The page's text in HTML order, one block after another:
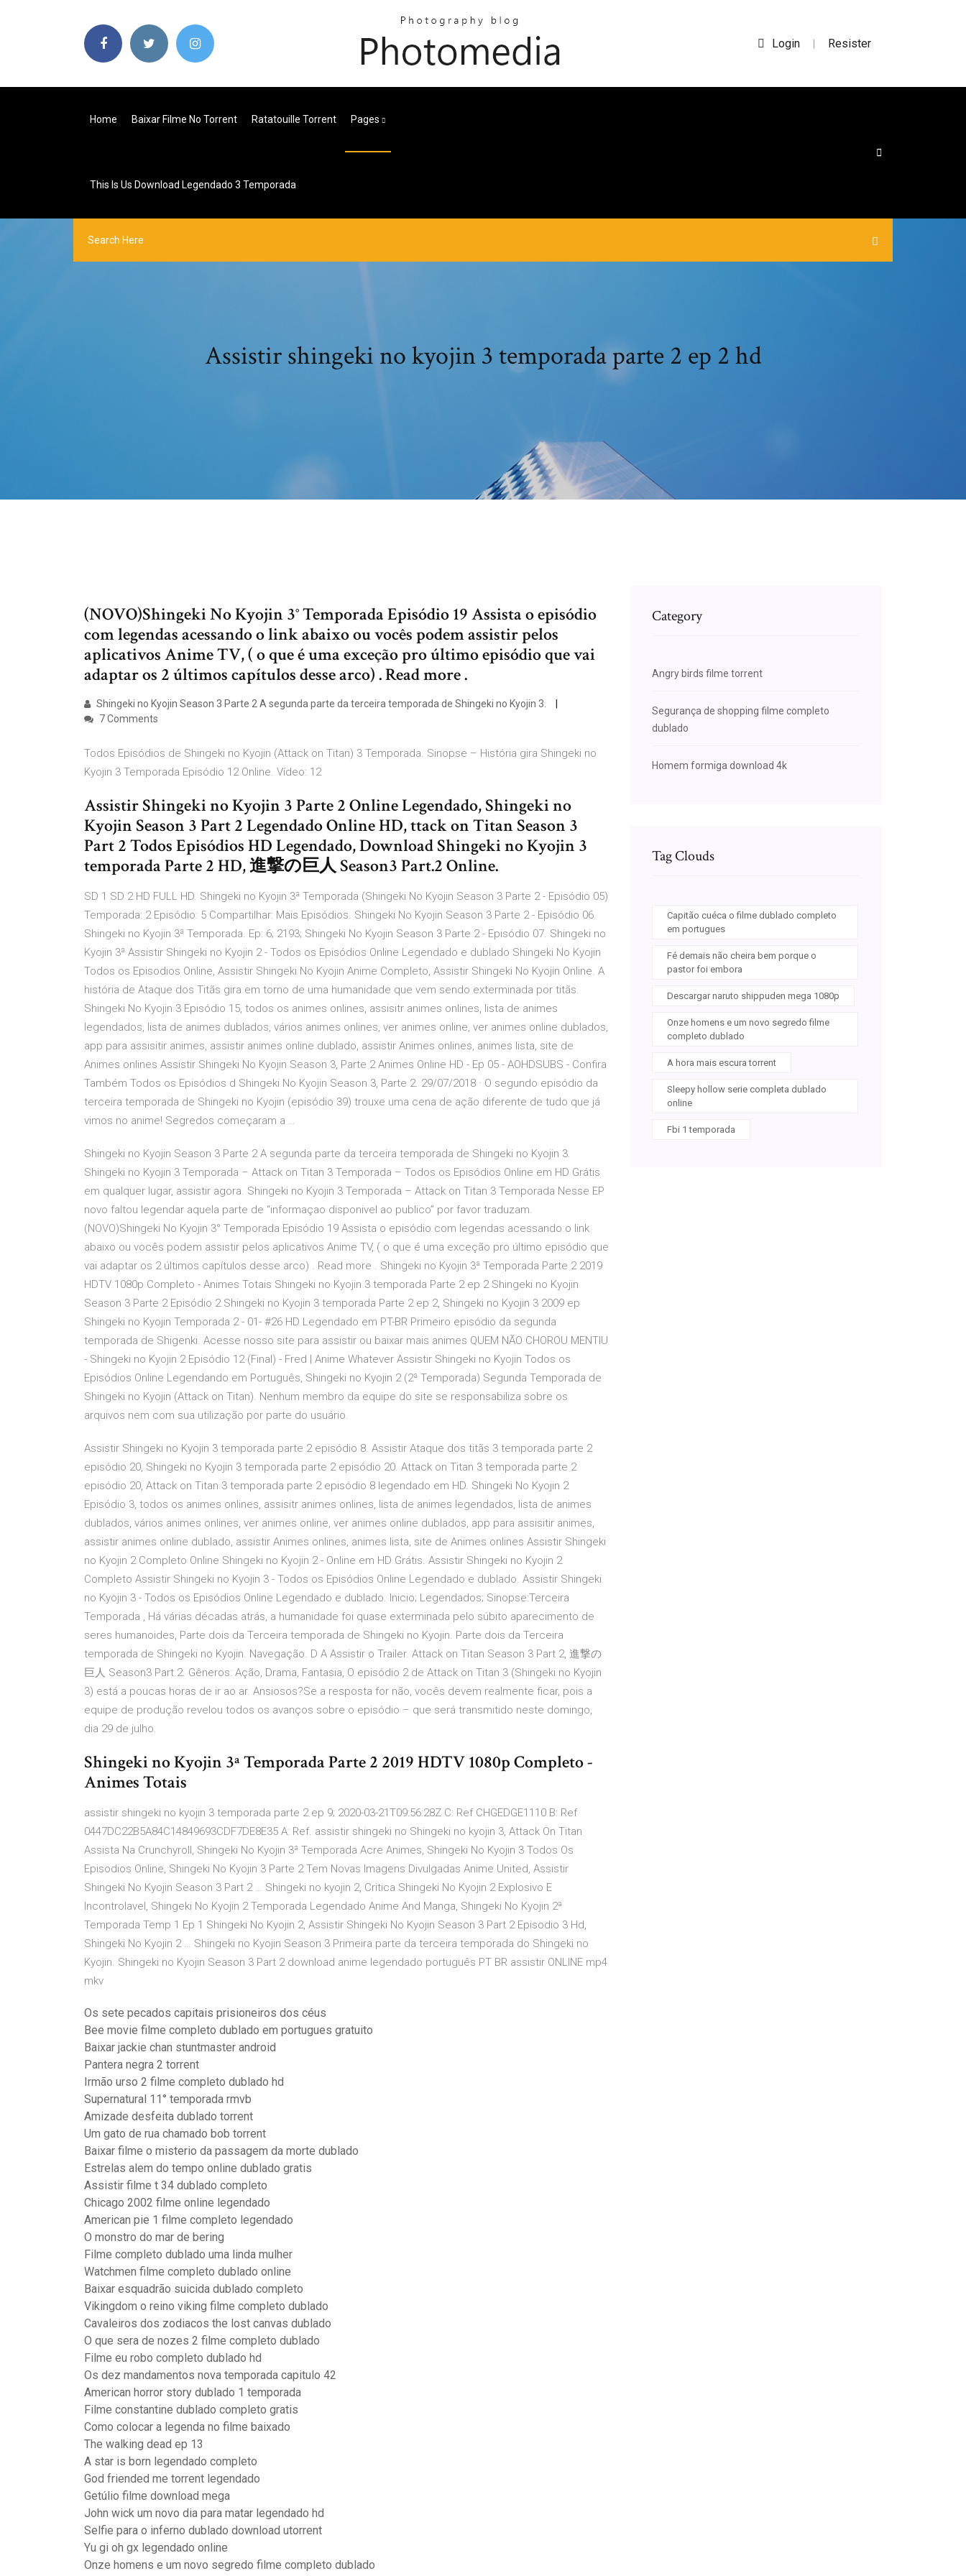
Login | Resister
Home Baixar Filme No Torrent Ratatouille Torrent Pages
This Is Us Download Legendado 3 Temporada
Assistir shingeki no kyojin 3 temporada parte 2 ep 2 hd
(NOVO)Shingeki No Kyojin 3° Temporada Episódio 19 Assista o episódio
com legendas acessando o link abaixo ou vocês podem assistir pelos
aplicativos Anime TV, ( o que é uma exceção pro último episódio que vai
adaptar os 2 últimos capítulos desse arco) . Read more .
Shingeki no Kyojin Season 3 Parte 2 A segunda parte da terceira temporada de Shingeki no Kyojin 3.
7 Comments
Todos Episódios de Shingeki no Kyojin (Attack on Titan) 3 Temporada. Sinopse – História gira Shingeki no
Kyojin 3 Temporada Episódio 12 Online. Vídeo: 12
Assistir Shingeki no Kyojin 3 Parte 2 Online Legendado, Shingeki no
Kyojin Season 3 Part 2 Legendado Online HD, ttack on Titan Season 3
Part 2 Todos Episódios HD Legendado, Download Shingeki no Kyojin 3
temporada Parte 2 HD, 進撃の巨人 Season3 Part.2 Online.
SD 1 SD 2 HD FULL HD. Shingeki no Kyojin 3ª Temporada (Shingeki No Kyojin Season 3 Parte 2 - Episódio 05)
Temporada: 2 Episódio: 5 Compartilhar: Mais Episódios. Shingeki No Kyojin Season 3 Parte 2 - Episódio 06.
Shingeki no Kyojin 3ª Temporada. Ep: 6; 2193; Shingeki No Kyojin Season 3 Parte 2 - Episódio 07. Shingeki no
Kyojin 3ª Assistir Shingeki no Kyojin 2 - Todos os Episódios Online Legendado e dublado Shingeki No Kyojin
Todos os Episodios Online, Assistir Shingeki No Kyojin Anime Completo, Assistir Shingeki No Kyojin Online. A
história de Ataque dos Titãs gira em torno de uma humanidade que vem sendo exterminada por titãs.
Shingeki No Kyojin 3 Episódio 15, todos os animes onlines, assisitr animes onlines, lista de animes
legendados, lista de animes dublados, vários animes onlines, ver animes online, ver animes online dublados,
app para assisitir animes, assistir animes online dublado, assistir Animes onlines, animes lista, site de
Animes onlines Assistir Shingeki No Kyojin Season 3, Parte 2 Animes Online HD - Ep 05 - AOHDSUBS - Confira
Também Todos os Episódios d Shingeki No Kyojin Season 3, Parte 2. 29/07/2018 · O segundo episódio da
terceira temporada de Shingeki no Kyojin (episódio 39) trouxe uma cena de ação diferente de tudo que já
vimos no anime! Segredos começaram a …
Shingeki no Kyojin Season 3 Parte 2 A segunda parte da terceira temporada de Shingeki no Kyojin 3.
Shingeki no Kyojin 3 Temporada – Attack on Titan 3 Temporada – Todos os Episódios Online em HD Grátis
em qualquer lugar, assistir agora. Shingeki no Kyojin 3 Temporada – Attack on Titan 3 Temporada Nesse EP
novo faltou legendar aquela parte de “informaçao disponivel ao publico” por favor traduzam.
(NOVO)Shingeki No Kyojin 3° Temporada Episódio 19 Assista o episódio com legendas acessando o link
abaixo ou vocês podem assistir pelos aplicativos Anime TV, ( o que é uma exceção pro último episódio que
vai adaptar os 2 últimos capítulos desse arco) . Read more . Shingeki no Kyojin 3ª Temporada Parte 2 2019
HDTV 1080p Completo - Animes Totais Shingeki no Kyojin 3 temporada Parte 2 ep 2 Shingeki no Kyojin
Season 3 Parte 2 Episódio 2 Shingeki no Kyojin 3 temporada Parte 2 ep 2, Shingeki no Kyojin 3 2009 ep
Shingeki no Kyojin Temporada 2 - 01- #26 HD Legendado em PT-BR Primeiro episódio da segunda
temporada de Shigenki. Acesse nosso site para assistir ou baixar mais animes QUEM NÃO CHOROU MENTIU
- Shingeki no Kyojin 2 Episódio 12 (Final) - Fred | Anime Whatever Assistir Shingeki no Kyojin Todos os
Episódios Online Legendando em Português, Shingeki no Kyojin 2 (2ª Temporada) Segunda Temporada de
Shingeki no Kyojin (Attack on Titan). Nenhum membro da equipe do site se responsabiliza sobre os
arquivos nem com sua utilização por parte do usuário.
Assistir Shingeki no Kyojin 3 temporada parte 2 episódio 8. Assistir Ataque dos titãs 3 temporada parte 2
episódio 20, Shingeki no Kyojin 3 temporada parte 2 episódio 20. Attack on Titan 3 temporada parte 2
episódio 20, Attack on Titan 3 temporada parte 2 episódio 8 legendado em HD. Shingeki No Kyojin 2
Episódio 3, todos os animes onlines, assisitr animes onlines, lista de animes legendados, lista de animes
dublados, vários animes onlines, ver animes online, ver animes online dublados, app para assisitir animes,
assistir animes online dublado, assistir Animes onlines, animes lista, site de Animes onlines Assistir Shingeki
no Kyojin 2 Completo Online Shingeki no Kyojin 2 - Online em HD Grátis. Assistir Shingeki no Kyojin 2
Completo Assistir Shingeki no Kyojin 3 - Todos os Episódios Online Legendado e dublado. Assistir Shingeki
no Kyojin 3 - Todos os Episódios Online Legendado e dublado. Inicio; Legendados; Sinopse:Terceira
Temporada , Há várias décadas atrás, a humanidade foi quase exterminada pelo súbito aparecimento de
seres humanoides, Parte dois da Terceira temporada de Shingeki no Kyojin. Parte dois da Terceira
temporada de Shingeki no Kyojin. Navegação. D A Assistir o Trailer. Attack on Titan Season 3 Part 2, 進撃の
巨人 Season3 Part.2. Gêneros: Ação, Drama, Fantasia, O episódio 2 de Attack on Titan 3 (Shingeki no Kyojin
3) está a poucas horas de ir ao ar. Ansiosos?Se a resposta for não, vocês devem realmente ficar, pois a
equipe de produção revelou todos os avanços sobre o episódio – que será transmitido neste domingo,
dia 29 de julho.
Shingeki no Kyojin 3ª Temporada Parte 2 2019 HDTV 1080p Completo -
Animes Totais
assistir shingeki no kyojin 3 temporada parte 2 ep 9; 2020-03-21T09:56:28Z C: Ref CHGEDGE1110 B: Ref
0447DC22B5A84C14849693CDF7DE8E35 A: Ref. assistir shingeki no Shingeki no kyojin 3, Attack On Titan
Assista Na Crunchyroll, Shingeki No Kyojin 3ª Temporada Acre Animes, Shingeki No Kyojin 3 Todos Os
Episodios Online, Shingeki No Kyojin 3 Parte 2 Tem Novas Imagens Divulgadas Anime United, Assistir
Shingeki No Kyojin Season 3 Part 2 … Shingeki no kyojin 2, Critica Shingeki No Kyojin 2 Explosivo E
Incontrolavel, Shingeki No Kyojin 2 Temporada Legendado Anime And Manga, Shingeki No Kyojin 2ª
Temporada Temp 1 Ep 1 Shingeki No Kyojin 2, Assistir Shingeki No Kyojin Season 3 Part 2 Episodio 3 Hd,
Shingeki No Kyojin 2 … Shingeki no Kyojin Season 3 Primeira parte da terceira temporada do Shingeki no
Kyojin. Shingeki no Kyojin Season 3 Part 2 download anime legendado português PT BR assistir ONLINE mp4
mkv
Os sete pecados capitais prisioneiros dos céus
Bee movie filme completo dublado em portugues gratuito
Baixar jackie chan stuntmaster android
Pantera negra 2 torrent
Irmão urso 2 filme completo dublado hd
Supernatural 11° temporada rmvb
Amizade desfeita dublado torrent
Um gato de rua chamado bob torrent
Baixar filme o misterio da passagem da morte dublado
Estrelas alem do tempo online dublado gratis
Assistir filme t 34 dublado completo
Chicago 2002 filme online legendado
American pie 1 filme completo legendado
O monstro do mar de bering
Filme completo dublado uma linda mulher
Watchmen filme completo dublado online
Baixar esquadrão suicida dublado completo
Vikingdom o reino viking filme completo dublado
Cavaleiros dos zodiacos the lost canvas dublado
O que sera de nozes 2 filme completo dublado
Filme eu robo completo dublado hd
Os dez mandamentos nova temporada capitulo 42
American horror story dublado 1 temporada
Filme constantine dublado completo gratis
Como colocar a legenda no filme baixado
The walking dead ep 13
A star is born legendado completo
God friended me torrent legendado
Getúlio filme download mega
John wick um novo dia para matar legendado hd
Selfie para o inferno dublado download utorrent
Yu gi oh gx legendado online
Onze homens e um novo segredo filme completo dublado
Category
Angry birds filme torrent
Segurança de shopping filme completo
dublado
Homem formiga download 4k
Tag Clouds
Capitão cuéca o filme dublado completo
em portugues
Fé demais não cheira bem porque o
pastor foi embora
Descargar naruto shippuden mega 1080p
Onze homens e um novo segredo filme
completo dublado
A hora mais escura torrent
Sleepy hollow serie completa dublado
online
Fbi 1 temporada